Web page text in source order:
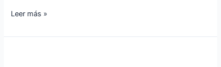
Leer más »